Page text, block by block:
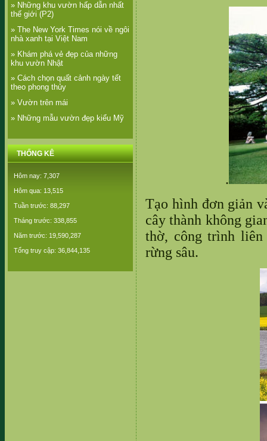
» Những khu vườn hấp dẫn nhất
thế giới (P2)
» The New York Times nói về ngôi
nhà xanh tại Việt Nam
» Khám phá vẻ đẹp của những
khu vườn Nhật
» Cách chọn quất cảnh ngày tết
theo phong thủy
» Vườn trên mái
» Những mẫu vườn đẹp kiểu Mỹ
THỐNG KÊ
Hôm nay: 7,307
Hôm qua: 13,515
Tuần trước: 88,297
Tháng trước: 338,855
Năm trước: 19,590,287
Tổng truy cập: 36,844,135
.
Tạo hình đơn giản
cây thành không
thờ, công trình
rừng sâu.